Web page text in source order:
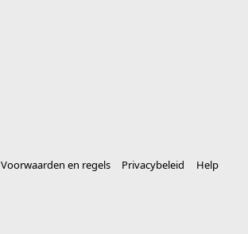
Voorwaarden en regels Privacybeleid
Help